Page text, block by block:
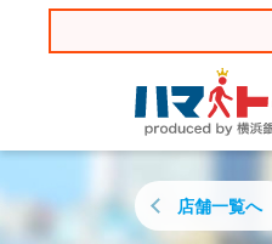
店舗一覧へ